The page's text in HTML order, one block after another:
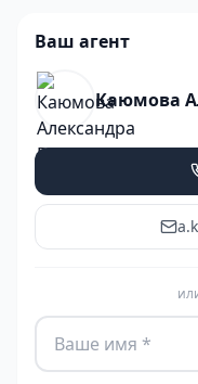
Ваш агент
Каюмова